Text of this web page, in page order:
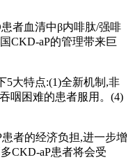
者血清中β内啡肽/强啡
CKD-aP的管理带来巨
大特点:(1)全新机制,非
咽困难的患者服用。(4)
者的经济负担,进一步增
CKD-aP患者将会受